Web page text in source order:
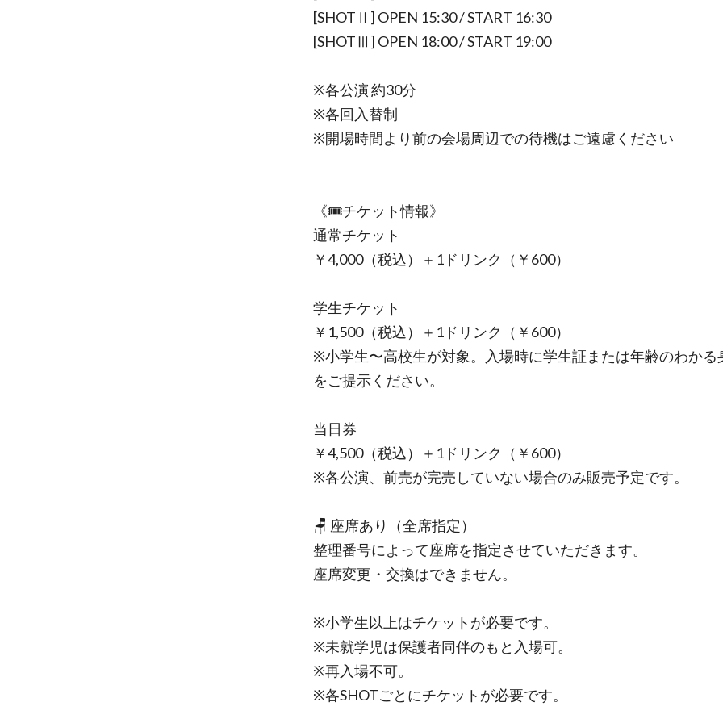
[SHOTⅡ] OPEN 15:30 / START 16:30
[SHOTⅢ] OPEN 18:00 / START 19:00
※各公演 約30分
※各回入替制
※開場時間より前の会場周辺での待機はご遠慮ください
《🎟チケット情報》
通常チケット
￥4,000（税込）＋1ドリンク（￥600）
学生チケット
￥1,500（税込）＋1ドリンク（￥600）
※小学生〜高校生が対象。入場時に学生証または年齢のわかる
をご提示ください。
当日券
￥4,500（税込）＋1ドリンク（￥600）
※各公演、前売が完売していない場合のみ販売予定です。
🪑 座席あり（全席指定）
整理番号によって座席を指定させていただきます。
座席変更・交換はできません。
※小学生以上はチケットが必要です。
※未就学児は保護者同伴のもと入場可。
※再入場不可。
※各SHOTごとにチケットが必要です。